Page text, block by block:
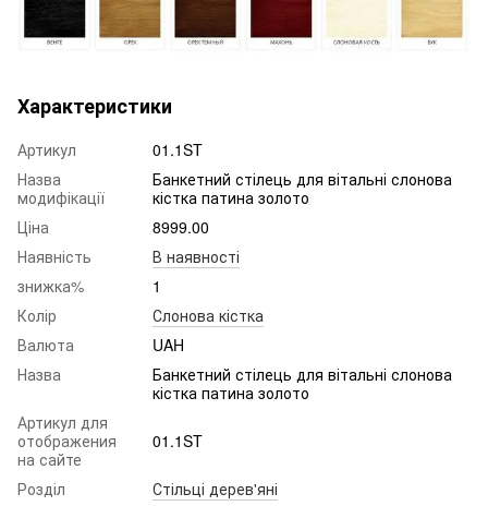
Характеристики
Артикул
01.1ST
Назва
модифікації
Банкетний стілець для вітальні слонова
кістка патина золото
Ціна
8999.00
Наявність
В наявності
знижка%
1
Колір
Слонова кістка
Валюта
UAH
Назва
Банкетний стілець для вітальні слонова
кістка патина золото
Артикул для
отображения
на сайте
01.1ST
Розділ
Стільці дерев'яні